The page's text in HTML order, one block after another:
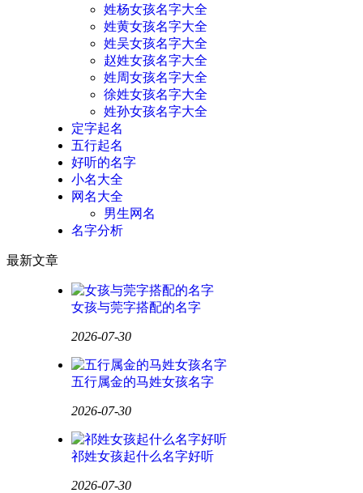
姓杨女孩名字大全
姓黄女孩名字大全
姓吴女孩名字大全
赵姓女孩名字大全
姓周女孩名字大全
徐姓女孩名字大全
姓孙女孩名字大全
定字起名
五行起名
好听的名字
小名大全
网名大全
男生网名
名字分析
最新文章
女孩与莞字搭配的名字
2026-07-30
五行属金的马姓女孩名字
2026-07-30
祁姓女孩起什么名字好听
2026-07-30